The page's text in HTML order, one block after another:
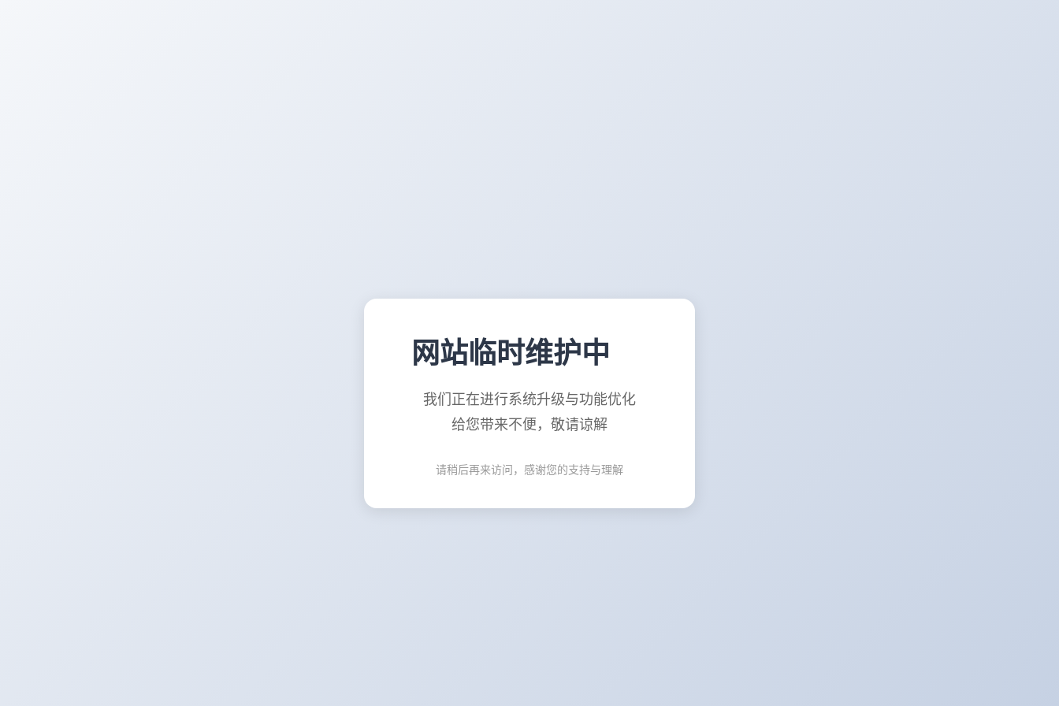
网站临时维护中
我们正在进行系统升级与功能优化
给您带来不便，敬请谅解
请稍后再来访问，感谢您的支持与理解